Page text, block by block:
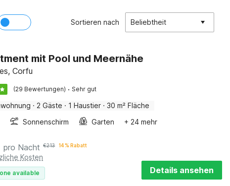
Sortieren nach Beliebtheit
mit Pool und Meernähe
Corfu
(29 Bewertungen) · Sehr gut
· 2 Gäste · 1 Haustier · 30 m² Fläche
Sonnenschirm Garten + 24 mehr
pro Nacht €213 14 % Rabatt
Kosten
available Details ansehen